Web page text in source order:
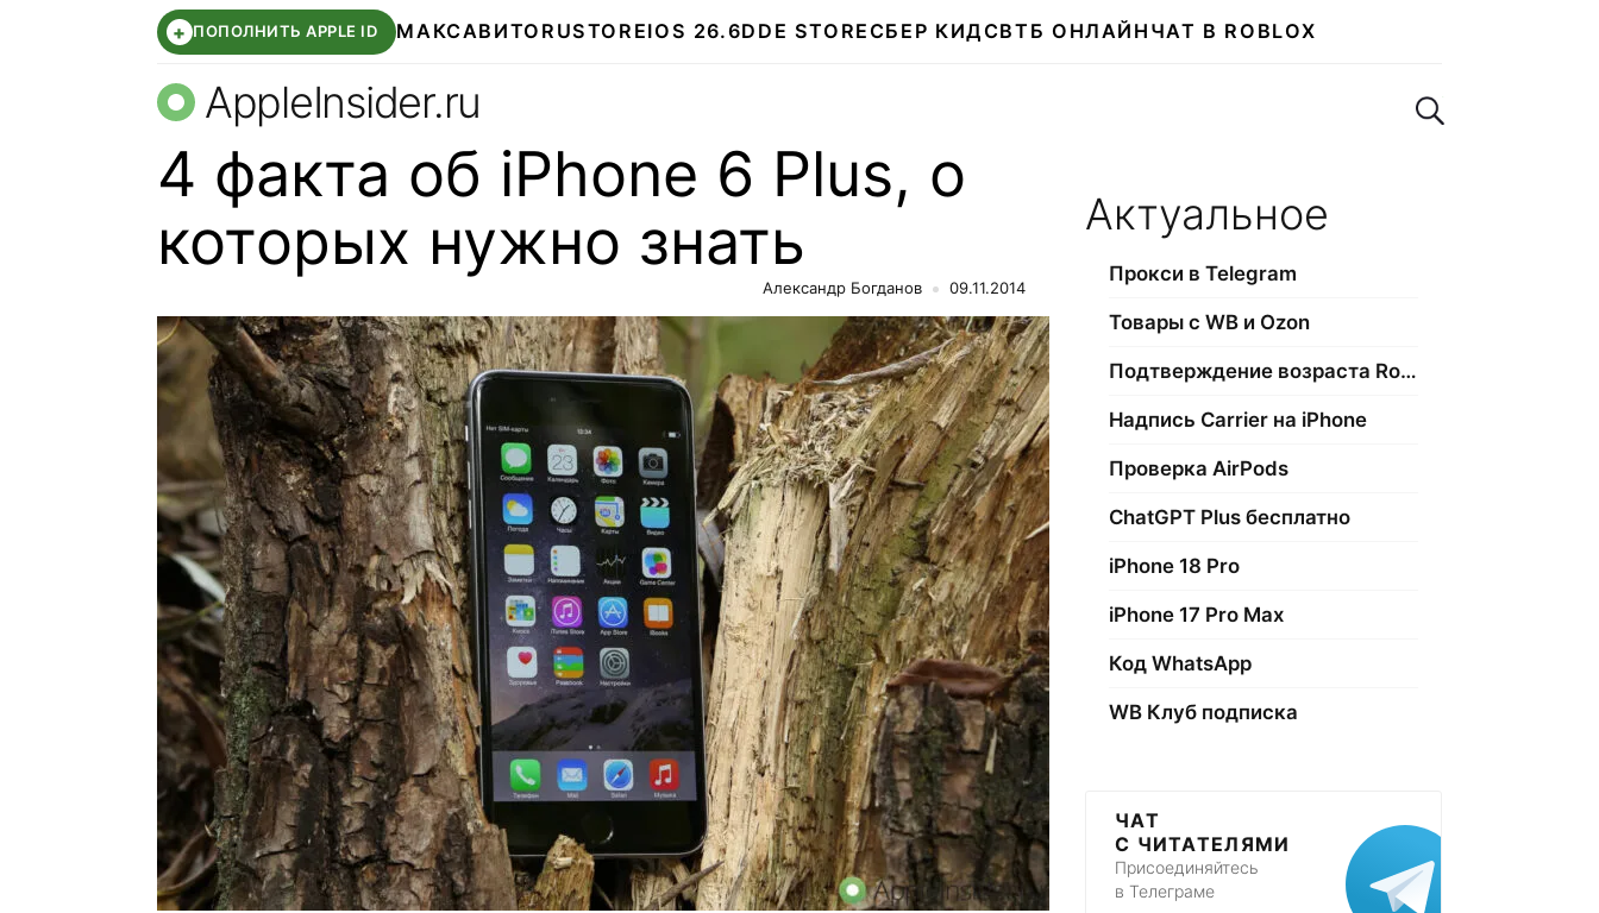
+ ПОПОЛНИТЬ APPLE ID МАКСАВИТО RUSTOREIOS 26.6DDE STORE СБЕР КИДСВТБ ОНЛАЙН ЧАТ В ROBLOX
AppleInsider.ru Поиск по сайту
4 факта об iPhone 6 Plus, о
которых нужно знать
Александр Богданов 09.11.2014
Актуальное
Прокси в Telegram
Товары с WB и Ozon
Подтверждение возраста Roblox
Надпись Carrier на iPhone
Проверка AirPods
ChatGPT Plus бесплатно
iPhone 18 Pro
iPhone 17 Pro Max
Код WhatsApp
WB Клуб подписка
ЧАТ
С ЧИТАТЕЛЯМИ
Присоединяйтесь
в Телеграме